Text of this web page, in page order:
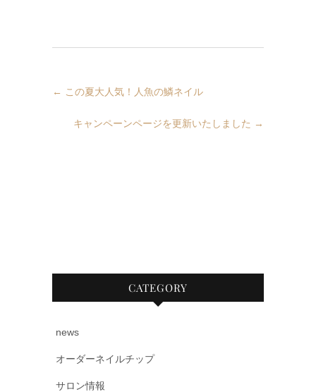
← この夏大人気！人魚の鱗ネイル
キャンペーンページを更新いたしました →
CATEGORY
news
オーダーネイルチップ
サロン情報